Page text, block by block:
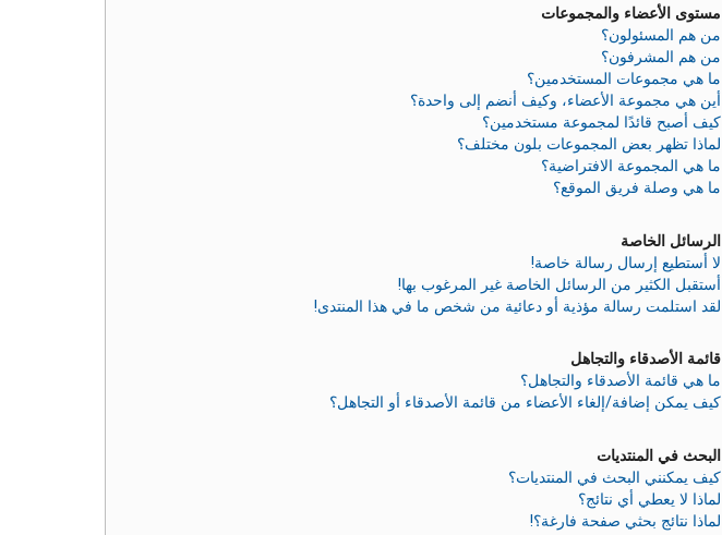
مستوى الأعضاء والمجموعات
من هم المسئولون؟
من هم المشرفون؟
ما هي مجموعات المستخدمين؟
أين هي مجموعة الأعضاء، وكيف أنضم إلى واحدة؟
كيف أصبح قائدًا لمجموعة مستخدمين؟
لماذا تظهر بعض المجموعات بلون مختلف؟
ما هي المجموعة الافتراضية؟
ما هي وصلة فريق الموقع؟
الرسائل الخاصة
لا أستطيع إرسال رسالة خاصة!
أستقبل الكثير من الرسائل الخاصة غير المرغوب بها!
لقد استلمت رسالة مؤذية أو دعائية من شخص ما في هذا المنتدى!
قائمة الأصدقاء والتجاهل
ما هي قائمة الأصدقاء والتجاهل؟
كيف يمكن إضافة/إلغاء الأعضاء من قائمة الأصدقاء أو التجاهل؟
البحث في المنتديات
كيف يمكنني البحث في المنتديات؟
لماذا لا يعطي أي نتائج؟
لماذا نتائج بحثي صفحة فارغة؟!